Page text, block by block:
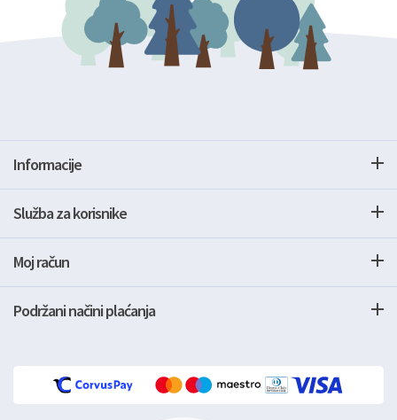
Informacije
Služba za korisnike
Moj račun
Podržani načini plaćanja